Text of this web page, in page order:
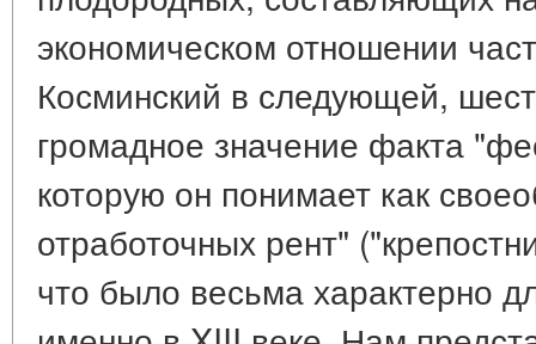
экономическом отношении
Косминский в следующей,
громадное значение факта
которую он понимает как
отработочных рент"
что было весьма характерно